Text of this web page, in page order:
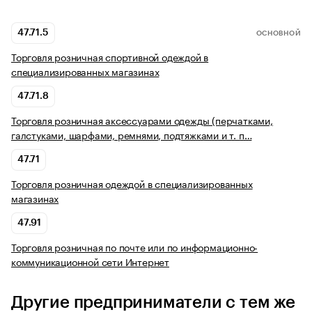
47.71.5 ОСНОВНОЙ
Торговля розничная спортивной одеждой в
специализированных магазинах
47.71.8
Торговля розничная аксессуарами одежды (перчатками,
галстуками, шарфами, ремнями, подтяжками и т. п…
47.71
Торговля розничная одеждой в специализированных
магазинах
47.91
Торговля розничная по почте или по информационно-
коммуникационной сети Интернет
Другие предприниматели с тем же